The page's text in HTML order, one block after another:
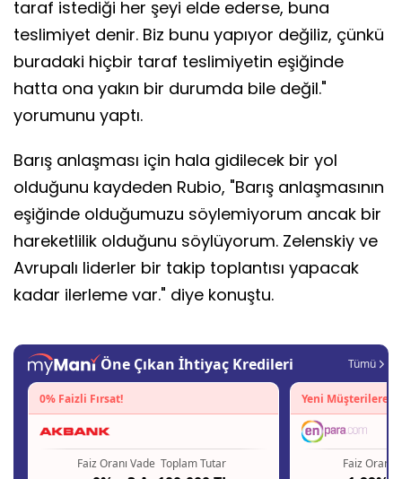
taraf istediği her şeyi elde ederse, buna
teslimiyet denir. Biz bunu yapıyor değiliz, çünkü
buradaki hiçbir taraf teslimiyetin eşiğinde
hatta ona yakın bir durumda bile değil."
yorumunu yaptı.
Barış anlaşması için hala gidilecek bir yol
olduğunu kaydeden Rubio, "Barış anlaşmasının
eşiğinde olduğumuzu söylemiyorum ancak bir
hareketlilik olduğunu söylüyorum. Zelenskiy ve
Avrupalı liderler bir takip toplantısı yapacak
kadar ilerleme var." diye konuştu.